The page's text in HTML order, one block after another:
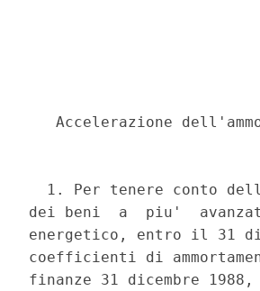
Accelerazione
1. Per tenere conto
dei beni  a  piu'
energetico, entro il 31
coefficienti di
finanze 31 dicembre